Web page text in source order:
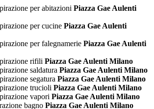
per abitazioni Piazza Gae Aulenti
per cucine Piazza Gae Aulenti
per falegnamerie Piazza Gae Aulenti
rifili Piazza Gae Aulenti Milano
saldatura Piazza Gae Aulenti Milano
segatura Piazza Gae Aulenti Milano
trucioli Piazza Gae Aulenti Milano
vapori Piazza Gae Aulenti Milano
bagno Piazza Gae Aulenti Milano